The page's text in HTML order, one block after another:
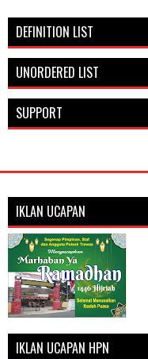
DEFINITION LIST
UNORDERED LIST
SUPPORT
IKLAN UCAPAN
IKLAN UCAPAN HPN